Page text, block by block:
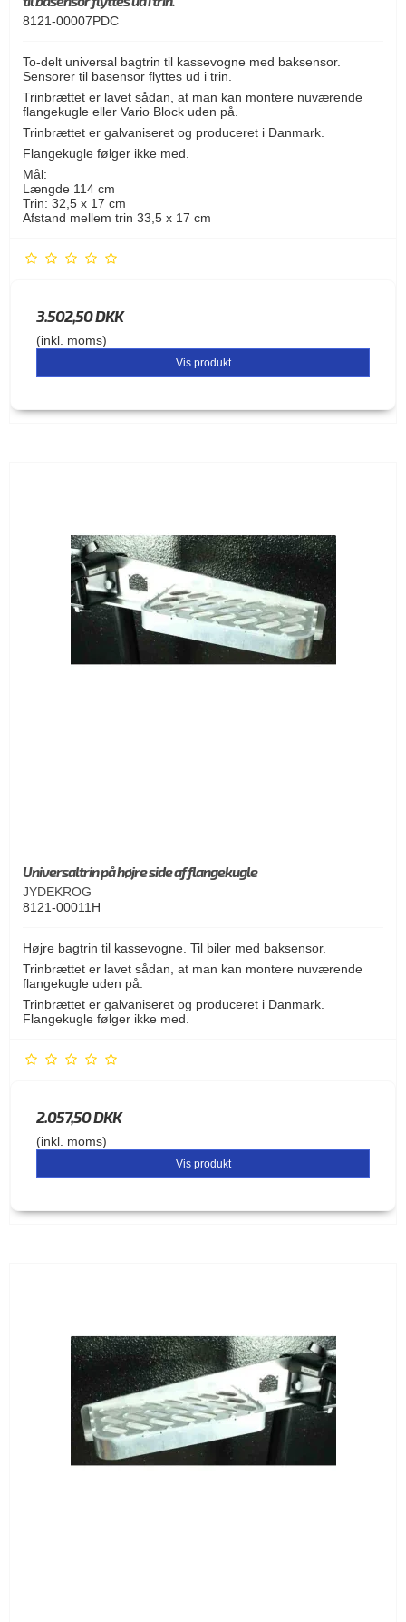
8121-00007PDC
To-delt universal bagtrin til kassevogne med baksensor.
Sensorer til basensor flyttes ud i trin.
Trinbrættet er lavet sådan, at man kan montere nuværende
flangekugle eller Vario Block uden på.
Trinbrættet er galvaniseret og produceret i Danmark.
Flangekugle følger ikke med.
Mål:
Længde 114 cm
Trin: 32,5 x 17 cm
Afstand mellem trin 33,5 x 17 cm
3.502,50 DKK
(inkl. moms)
Vis produkt
Universaltrin på højre side af flangekugle
JYDEKROG
8121-00011H
Højre bagtrin til kassevogne. Til biler med baksensor.
Trinbrættet er lavet sådan, at man kan montere nuværende
flangekugle uden på.
Trinbrættet er galvaniseret og produceret i Danmark.
Flangekugle følger ikke med.
2.057,50 DKK
(inkl. moms)
Vis produkt